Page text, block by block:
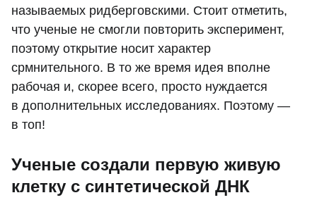
называемых ридберговскими. Стоит отметить,
что ученые не смогли повторить эксперимент,
поэтому открытие носит характер
срмнительного. В то же время идея вполне
рабочая и, скорее всего, просто нуждается
в дополнительных исследованиях. Поэтому —
в топ!
Ученые создали первую живую
клетку с синтетической ДНК